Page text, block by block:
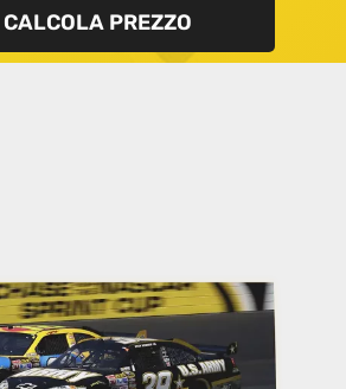
CALCOLA PREZZO